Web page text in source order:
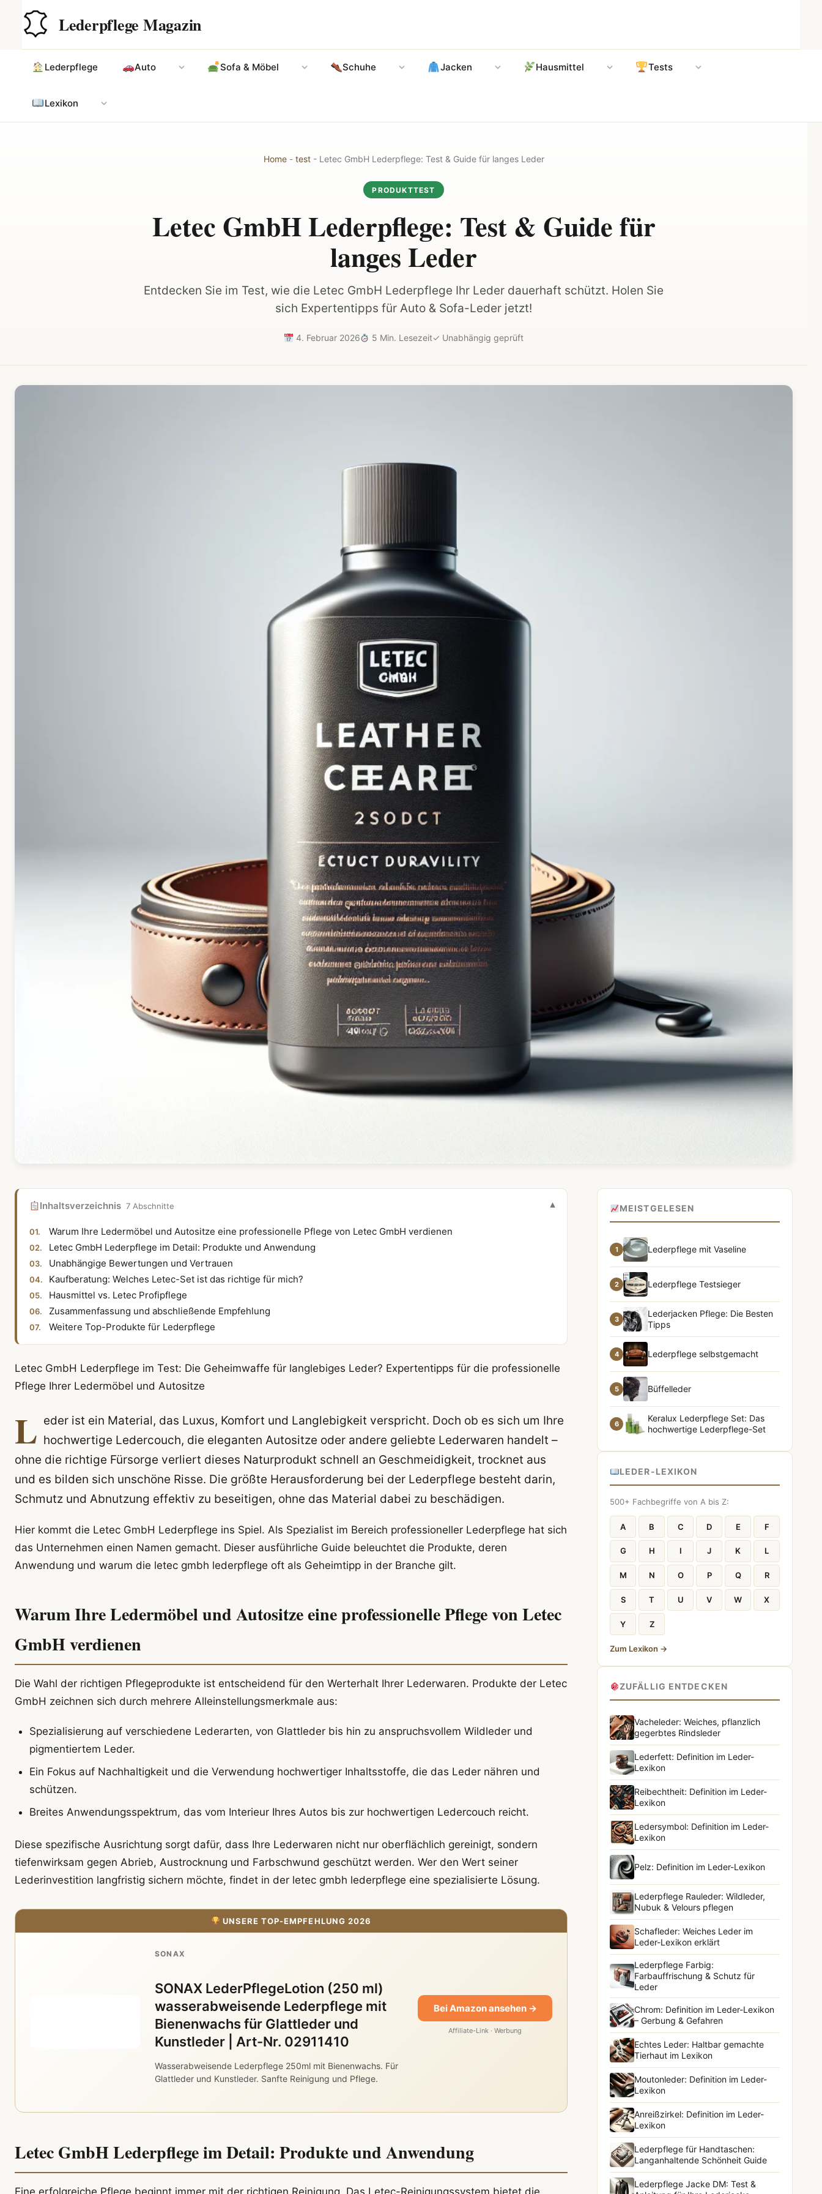
springen
Lederpflege Magazin
Lederpflege Auto Sofa & Möbel Schuhe Jacken Hausmittel Tests
Lexikon
Hauptinhalt
Home- test- Letec GmbH Lederpflege: Test & Guide für langes Leder
PRODUKTTEST
Letec GmbH Lederpflege: Test & Guide für
langes Leder
Entdecken Sie im Test, wie die Letec GmbH Lederpflege Ihr Leder dauerhaft schützt. Holen Sie
sich Expertentipps für Auto & Sofa-Leder jetzt!
4. Februar 2026 5 Min. Lesezeit✓ Unabhängig geprüft
Inhaltsverzeichnis 7 Abschnitte
Warum Ihre Ledermöbel und Autositze eine professionelle Pflege von Letec GmbH verdienen
Letec GmbH Lederpflege im Detail: Produkte und Anwendung
Unabhängige Bewertungen und Vertrauen
Kaufberatung: Welches Letec-Set ist das richtige für mich?
Hausmittel vs. Letec Profipflege
Zusammenfassung und abschließende Empfehlung
Weitere Top-Produkte für Lederpflege
Letec GmbH Lederpflege im Test: Die Geheimwaffe für langlebiges Leder? Expertentipps für die professionelle
Pflege Ihrer Ledermöbel und Autositze
L eder ist ein Material, das Luxus, Komfort und Langlebigkeit verspricht. Doch ob es sich um Ihre
hochwertige Ledercouch, die eleganten Autositze oder andere geliebte Lederwaren handelt –
ohne die richtige Fürsorge verliert dieses Naturprodukt schnell an Geschmeidigkeit, trocknet aus
und es bilden sich unschöne Risse. Die größte Herausforderung bei der Lederpflege besteht darin,
Schmutz und Abnutzung effektiv zu beseitigen, ohne das Material dabei zu beschädigen.
Hier kommt die Letec GmbH Lederpflege ins Spiel. Als Spezialist im Bereich professioneller Lederpflege hat sich
das Unternehmen einen Namen gemacht. Dieser ausführliche Guide beleuchtet die Produkte, deren
Anwendung und warum die letec gmbh lederpflege oft als Geheimtipp in der Branche gilt.
Warum Ihre Ledermöbel und Autositze eine professionelle Pflege von Letec
GmbH verdienen
Die Wahl der richtigen Pflegeprodukte ist entscheidend für den Werterhalt Ihrer Lederwaren. Produkte der Letec
GmbH zeichnen sich durch mehrere Alleinstellungsmerkmale aus:
Spezialisierung auf verschiedene Lederarten, von Glattleder bis hin zu anspruchsvollem Wildleder und
pigmentiertem Leder.
Ein Fokus auf Nachhaltigkeit und die Verwendung hochwertiger Inhaltsstoffe, die das Leder nähren und
schützen.
Breites Anwendungsspektrum, das vom Interieur Ihres Autos bis zur hochwertigen Ledercouch reicht.
Diese spezifische Ausrichtung sorgt dafür, dass Ihre Lederwaren nicht nur oberflächlich gereinigt, sondern
tiefenwirksam gegen Abrieb, Austrocknung und Farbschwund geschützt werden. Wer den Wert seiner
Lederinvestition langfristig sichern möchte, findet in der letec gmbh lederpflege eine spezialisierte Lösung.
UNSERE TOP-EMPFEHLUNG 2026
SONAX
SONAX LederPflegeLotion (250 ml)
wasserabweisende Lederpflege mit
Bienenwachs für Glattleder und
Kunstleder | Art-Nr. 02911410
Wasserabweisende Lederpflege 250ml mit Bienenwachs. Für
Glattleder und Kunstleder. Sanfte Reinigung und Pflege.
Bei Amazon ansehen →
Affiliate-Link · Werbung
Letec GmbH Lederpflege im Detail: Produkte und Anwendung
Eine erfolgreiche Pflege beginnt immer mit der richtigen Reinigung. Das Letec-Reinigungssystem bietet die
MEISTGELESEN
1 Lederpflege mit Vaseline
2 Lederpflege Testsieger
3
Lederjacken Pflege: Die Besten
Tipps
4 Lederpflege selbstgemacht
5 Büffelleder
6
Keralux Lederpflege Set: Das
hochwertige Lederpflege-Set
LEDER-LEXIKON
500+ Fachbegriffe von A bis Z:
A B C D E F
G H I J K L
M N O P Q R
S T U V W X
Y Z
Zum Lexikon →
ZUFÄLLIG ENTDECKEN
Vacheleder: Weiches, pflanzlich
gegerbtes Rindsleder
Lederfett: Definition im Leder-
Lexikon
Reibechtheit: Definition im Leder-
Lexikon
Ledersymbol: Definition im Leder-
Lexikon
Pelz: Definition im Leder-Lexikon
Lederpflege Rauleder: Wildleder,
Nubuk & Velours pflegen
Schafleder: Weiches Leder im
Leder-Lexikon erklärt
Lederpflege Farbig:
Farbauffrischung & Schutz für
Leder
Chrom: Definition im Leder-Lexikon
– Gerbung & Gefahren
Echtes Leder: Haltbar gemachte
Tierhaut im Lexikon
Moutonleder: Definition im Leder-
Lexikon
Anreißzirkel: Definition im Leder-
Lexikon
Lederpflege für Handtaschen:
Langanhaltende Schönheit Guide
Lederpflege Jacke DM: Test &